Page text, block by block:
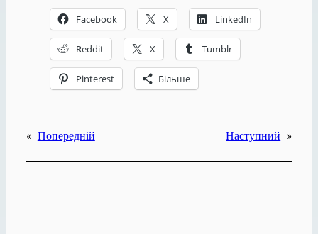
Facebook X LinkedIn
Reddit X Tumblr
Pinterest Більше
« Попередній Наступний »